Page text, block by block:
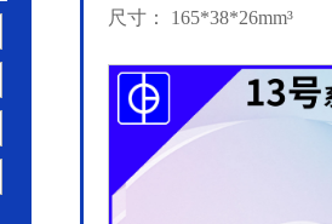
尺寸： 165*38*26mm³